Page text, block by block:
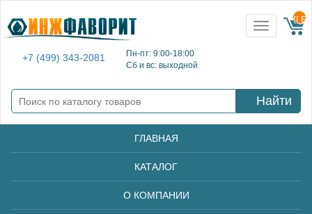
+7 (499) 343-2081
Пн-пт: 9:00-18:00
Сб и вс: выходной
Toggle
navigation
{{
Найти
ГЛАВНАЯ
КАТАЛОГ
О КОМПАНИИ